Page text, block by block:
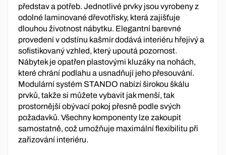
představ a potřeb. Jednotlivé prvky jsou vyrobeny z
odolné laminované dřevotřísky, která zajišťuje
dlouhou životnost nábytku. Elegantní barevné
provedení v odstínu kašmír dodává interiéru hřejivý a
sofistikovaný vzhled, který upoutá pozornost.
Nábytek je opatřen plastovými kluzáky na nohách,
které chrání podlahu a usnadňují jeho přesouvání.
Modulární systém STANDO nabízí širokou škálu
prvků, takže si můžete vybavit jak menší, tak
prostornější obývací pokoj přesně podle svých
požadavků. Všechny komponenty lze zakoupit
samostatně, což umožňuje maximální flexibilitu při
zařizování interiéru.